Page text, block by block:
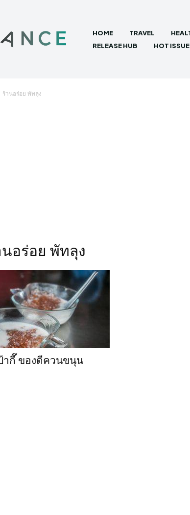
HOME TRAVEL
RELEASE HUB
HOT ISSUE
ร้านอร่อย พัทลุง
อร่อย พัทลุง
กี๊ ของดีควนขนุน